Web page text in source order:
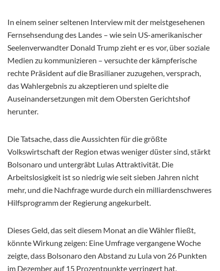
In einem seiner seltenen Interview mit der meistgesehenen
Fernsehsendung des Landes – wie sein US-amerikanischer
Seelenverwandter Donald Trump zieht er es vor, über soziale
Medien zu kommunizieren – versuchte der kämpferische
rechte Präsident auf die Brasilianer zuzugehen, versprach,
das Wahlergebnis zu akzeptieren und spielte die
Auseinandersetzungen mit dem Obersten Gerichtshof
herunter.
Die Tatsache, dass die Aussichten für die größte
Volkswirtschaft der Region etwas weniger düster sind, stärkt
Bolsonaro und untergräbt Lulas Attraktivität. Die
Arbeitslosigkeit ist so niedrig wie seit sieben Jahren nicht
mehr, und die Nachfrage wurde durch ein milliardenschweres
Hilfsprogramm der Regierung angekurbelt.
Dieses Geld, das seit diesem Monat an die Wähler fließt,
könnte Wirkung zeigen: Eine Umfrage vergangene Woche
zeigte, dass Bolsonaro den Abstand zu Lula von 26 Punkten
im Dezember auf 15 Prozentpunkte verringert hat.